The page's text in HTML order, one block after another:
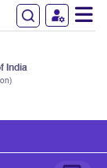
India